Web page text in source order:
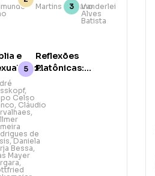
Belém e a
Data do
Nascimento
Martins GiulianoPromessa
Vanderlei
Alves
Batista
e
e
,
Celso
, Cláudio
,
de
,Daniela
Bessa,
Mayer
,
Reflexões
Platônicas:
cristão